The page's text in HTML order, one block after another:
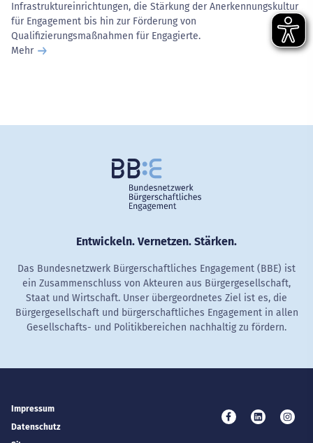
Infrastruktureinrichtungen, die Stärkung der Anerkennungskultur
für Engagement bis hin zur Förderung von
Qualifizierungsmaßnahmen für Engagierte.
Mehr
Entwickeln. Vernetzen. Stärken.
Das Bundesnetzwerk Bürgerschaftliches Engagement (BBE) ist
ein Zusammenschluss von Akteuren aus Bürgergesellschaft,
Staat und Wirtschaft. Unser übergeordnetes Ziel ist es, die
Bürgergesellschaft und bürgerschaftliches Engagement in allen
Gesellschafts- und Politikbereichen nachhaltig zu fördern.
Impressum
Datenschutz
Besuchen Sie uns
Besuchen